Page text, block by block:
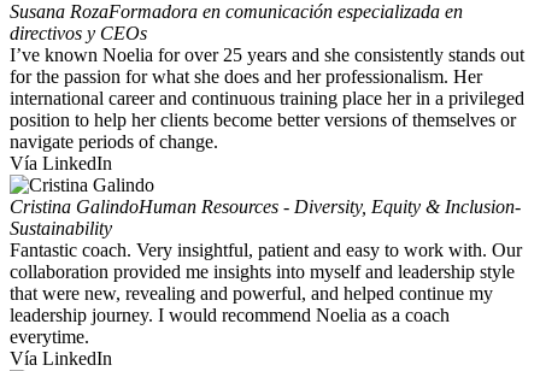
Susana RozaFormadora en comunicación especializada en
directivos y CEOs
I’ve known Noelia for over 25 years and she consistently stands out
for the passion for what she does and her professionalism. Her
international career and continuous training place her in a privileged
position to help her clients become better versions of themselves or
navigate periods of change.
Vía LinkedIn
Cristina GalindoHuman Resources - Diversity, Equity & Inclusion-
Sustainability
Fantastic coach. Very insightful, patient and easy to work with. Our
collaboration provided me insights into myself and leadership style
that were new, revealing and powerful, and helped continue my
leadership journey. I would recommend Noelia as a coach
everytime.
Vía LinkedIn